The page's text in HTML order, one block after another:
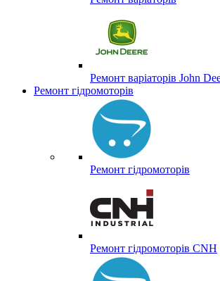
Ремонт варіаторів John
Ремонт гідромоторів
Ремонт гідромоторів
Ремонт гідромоторів CNH